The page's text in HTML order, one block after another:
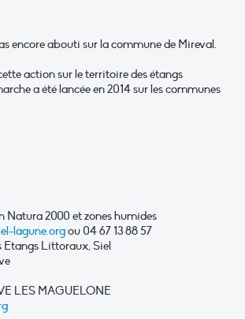
encore abouti sur la commune de Mireval.
action sur le territoire des étangs
a été lancée en 2014 sur les communes
Natura 2000 et zones humides
lagune.orgou 04 67 13 88 57
Littoraux, Siel
LES MAGUELONE